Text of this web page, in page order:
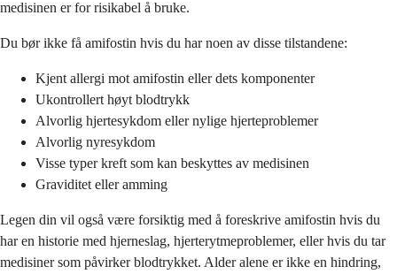
medisinen er for risikabel å bruke.
Du bør ikke få amifostin hvis du har noen av disse tilstandene:
Kjent allergi mot amifostin eller dets komponenter
Ukontrollert høyt blodtrykk
Alvorlig hjertesykdom eller nylige hjerteproblemer
Alvorlig nyresykdom
Visse typer kreft som kan beskyttes av medisinen
Graviditet eller amming
Legen din vil også være forsiktig med å foreskrive amifostin hvis du
har en historie med hjerneslag, hjerterytmeproblemer, eller hvis du tar
medisiner som påvirker blodtrykket. Alder alene er ikke en hindring,